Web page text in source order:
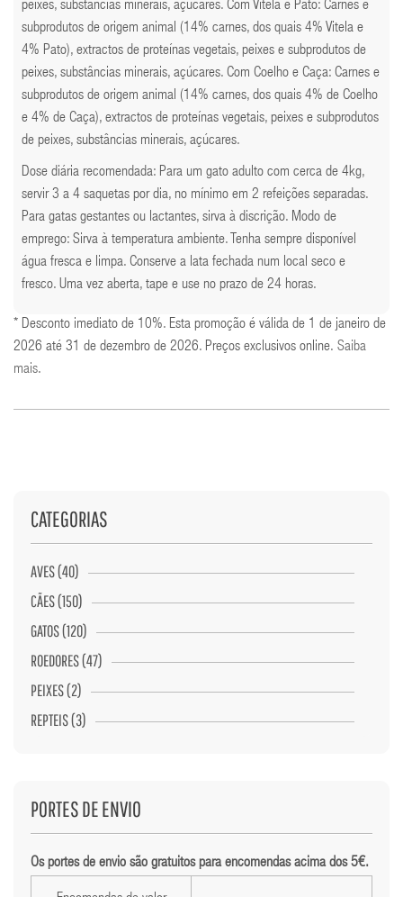
peixes, substâncias minerais, açúcares. Com Vitela e Pato: Carnes e
subprodutos de origem animal (14% carnes, dos quais 4% Vitela e
4% Pato), extractos de proteínas vegetais, peixes e subprodutos de
peixes, substâncias minerais, açúcares. Com Coelho e Caça: Carnes e
subprodutos de origem animal (14% carnes, dos quais 4% de Coelho
e 4% de Caça), extractos de proteínas vegetais, peixes e subprodutos
de peixes, substâncias minerais, açúcares.
Dose diária recomendada: Para um gato adulto com cerca de 4kg,
servir 3 a 4 saquetas por dia, no mínimo em 2 refeições separadas.
Para gatas gestantes ou lactantes, sirva à discrição. Modo de
emprego: Sirva à temperatura ambiente. Tenha sempre disponível
água fresca e limpa. Conserve a lata fechada num local seco e
fresco. Uma vez aberta, tape e use no prazo de 24 horas.
* Desconto imediato de 10%. Esta promoção é válida de 1 de janeiro de
2026 até 31 de dezembro de 2026. Preços exclusivos online. Saiba
mais.
CATEGORIAS
AVES (40)
CÃES (150)
GATOS (120)
ROEDORES (47)
PEIXES (2)
REPTEIS (3)
PORTES DE ENVIO
Os portes de envio são gratuitos para encomendas acima dos 5€.